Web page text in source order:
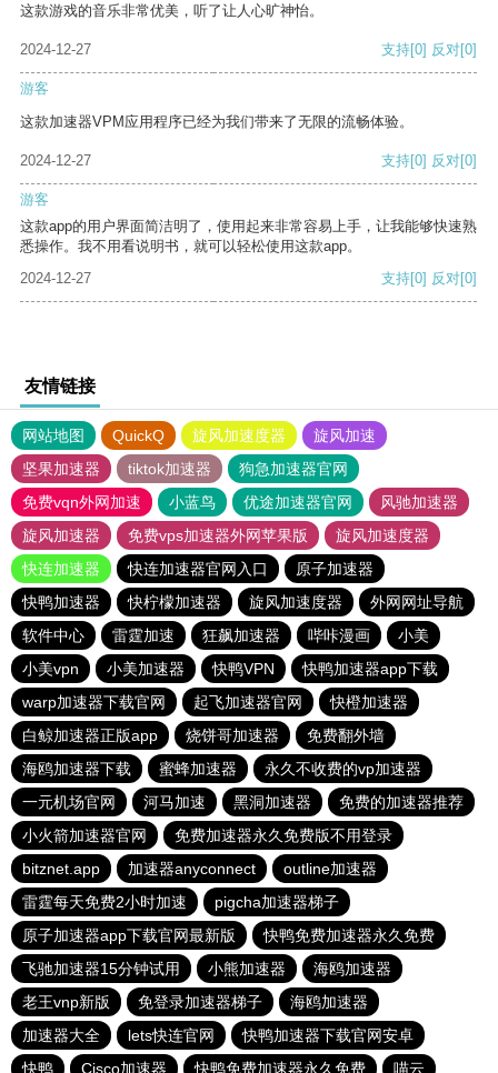
这款游戏的音乐非常优美，听了让人心旷神怡。
2024-12-27 支持[0] 反对[0]
游客
这款加速器VPM应用程序已经为我们带来了无限的流畅体验。
2024-12-27 支持[0] 反对[0]
游客
这款app的用户界面简洁明了，使用起来非常容易上手，让我能够快速熟
悉操作。我不用看说明书，就可以轻松使用这款app。
2024-12-27
支持[0] 反对[0]
友情链接
网站地图 QuickQ 旋风加速度器
旋风加速
坚果加速器
tiktok加速器
狗急加速器官网
免费vqn外网加速
小蓝鸟 优途加速器官网
风驰加速器
旋风加速器
免费vps加速器外网苹果版
旋风加速度器
快连加速器
快连加速器官网入口
原子加速器
快鸭加速器
快柠檬加速器 旋风加速度器
外网网址导航
软件中心
雷霆加速 狂飙加速器 哔咔漫画
小美
小美vpn
小美加速器 快鸭VPN
快鸭加速器app下载
warp加速器下载官网
起飞加速器官网
快橙加速器
白鲸加速器正版app
烧饼哥加速器
免费翻外墙
海鸥加速器下载
蜜蜂加速器
永久不收费的vp加速器
一元机场官网
河马加速 黑洞加速器
免费的加速器推荐
小火箭加速器官网
免费加速器永久免费版不用登录
bitznet.app
加速器anyconnect
outline加速器
雷霆每天免费2小时加速
pigcha加速器梯子
原子加速器app下载官网最新版
快鸭免费加速器永久免费
飞驰加速器15分钟试用
小熊加速器
海鸥加速器
老王vnp新版
免登录加速器梯子
海鸥加速器
加速器大全
lets快连官网
快鸭加速器下载官网安卓
快鸭
Cisco加速器 快鸭免费加速器永久免费 喵云